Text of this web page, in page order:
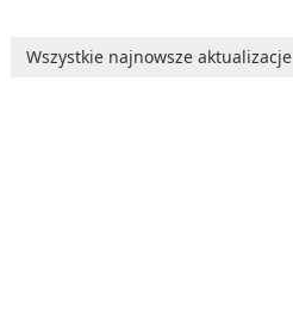
Windows.
Wszystkie najnowsze aktualizacje